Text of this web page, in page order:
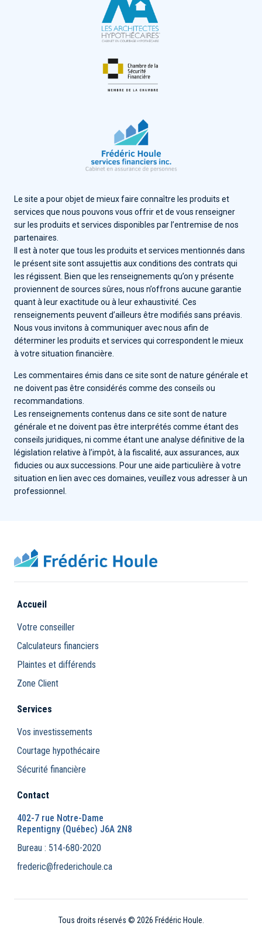
Le site a pour objet de mieux faire connaître les produits et
services que nous pouvons vous offrir et de vous renseigner
sur les produits et services disponibles par l’entremise de nos
partenaires.
Il est à noter que tous les produits et services mentionnés dans
le présent site sont assujettis aux conditions des contrats qui
les régissent. Bien que les renseignements qu’on y présente
proviennent de sources sûres, nous n’offrons aucune garantie
quant à leur exactitude ou à leur exhaustivité. Ces
renseignements peuvent d’ailleurs être modifiés sans préavis.
Nous vous invitons à communiquer avec nous afin de
déterminer les produits et services qui correspondent le mieux
à votre situation financière.
Les commentaires émis dans ce site sont de nature générale et
ne doivent pas être considérés comme des conseils ou
recommandations.
Les renseignements contenus dans ce site sont de nature
générale et ne doivent pas être interprétés comme étant des
conseils juridiques, ni comme étant une analyse définitive de la
législation relative à l’impôt, à la fiscalité, aux assurances, aux
fiducies ou aux successions. Pour une aide particulière à votre
situation en lien avec ces domaines, veuillez vous adresser à un
professionnel.
Accueil
Votre conseiller
Calculateurs financiers
Plaintes et différends
Zone Client
Services
Vos investissements
Courtage hypothécaire
Sécurité financière
Contact
402-7 rue Notre-Dame
Repentigny (Québec) J6A 2N8
Bureau : 514-680-2020
frederic@frederichoule.ca
Tous droits réservés © 2026 Frédéric Houle.